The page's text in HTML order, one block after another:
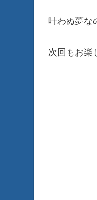
叶わぬ夢な
次回もお楽